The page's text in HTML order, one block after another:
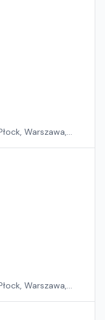
Warszawa,
Warszawa,